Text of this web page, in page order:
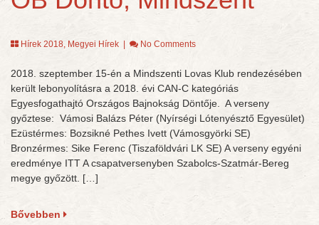
Hírek 2018, Megyei Hírek No Comments
2018. szeptember 15-én a Mindszenti Lovas Klub rendezésében
került lebonyolításra a 2018. évi CAN-C kategóriás
Egyesfogathajtó Országos Bajnokság Döntője. A verseny
győztese: Vámosi Balázs Péter (Nyírségi Lótenyésztő Egyesület)
Ezüstérmes: Bozsikné Pethes Ivett (Vámosgyörki SE)
Bronzérmes: Sike Ferenc (Tiszaföldvári LK SE) A verseny egyéni
eredménye ITT A csapatversenyben Szabolcs-Szatmár-Bereg
megye győzött. […]
Bővebben